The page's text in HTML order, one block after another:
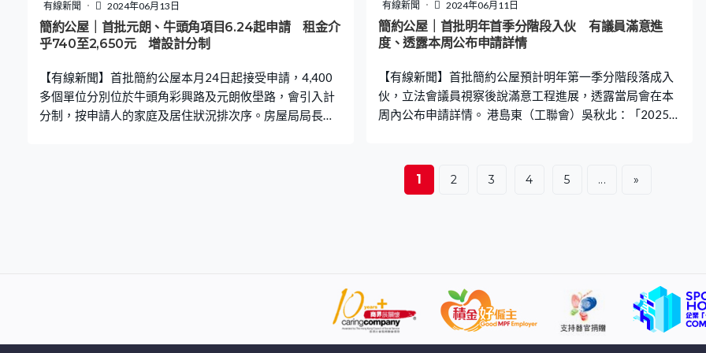
有線新聞 2024年06月13日
簡約公屋｜首批元朗、牛頭角項目6.24起申請 租金介
乎740至2,650元 增設計分制
【有線新聞】首批簡約公屋本月24日起接受申請，4,400
多個單位分別位於牛頭角彩興路及元朗攸壆路，會引入計
分制，按申請人的家庭及居住狀況排次序。房屋局局長何
員的睡眠空間，而拉簾就需要自行添置。 房屋局局長何永
賢指，參考過渡性房屋的經驗，元朗項目約八成是一、二
有線新聞 2024年06月11日
簡約公屋｜首批明年首季分階段入伙 有議員滿意進
度、透露本周公布申請詳情
【有線新聞】首批簡約公屋預計明年第一季分階段落成入
伙，立法會議員視察後說滿意工程進展，透露當局會在本
周內公布申請詳情。 港島東（工聯會）吳秋北：「2025年
委會界別蘇長荣：「我們進去的感覺示範單位包括三房，
三人以上的，一、二人的感覺都很理想，跟現在公屋的配
1 2 3 4 5 ... »